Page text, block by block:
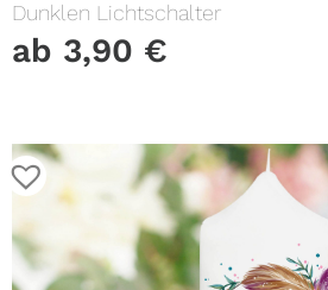
Dunklen Lichtschalter
ab 3,90 €